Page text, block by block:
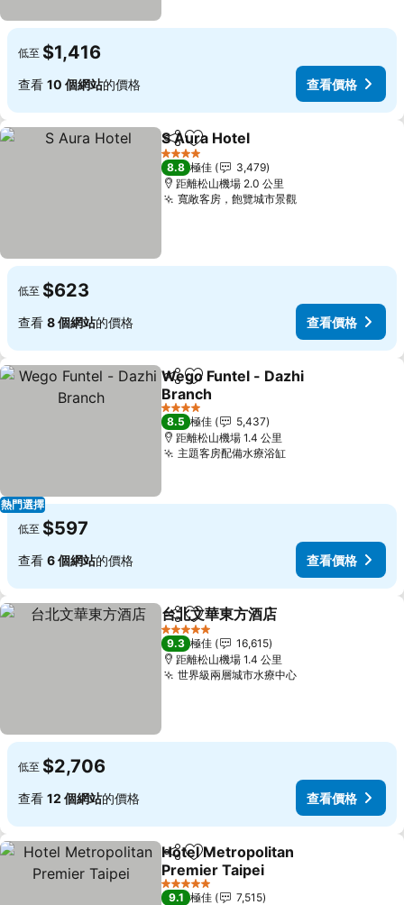
低至 $1,416
查看 10 個網站的價格 查看價格
分享 放到收藏夾
S Aura Hotel
4 星級
8.8 極佳
3,479
距離松山機場 2.0 公里
寬敞客房，飽覽城市景觀查看價格
低至 $623
查看 8 個網站的價格 查看價格
熱門選擇
分享 放到收藏夾
Wego Funtel - Dazhi
Branch
查看價格
4 星級
8.5 極佳
5,437
距離松山機場 1.4 公里
主題客房配備水療浴缸查看價格
低至 $597
查看 6 個網站的價格 查看價格
分享 放到收藏夾
台北文華東方酒店
5 星級
9.3 極佳
16,615
距離松山機場 1.4 公里
世界級兩層城市水療中心查看價格
低至 $2,706
查看 12 個網站的價格 查看價格
分享 放到收藏夾
Hotel Metropolitan
Premier Taipei
查看價格
5 星級
9.1 極佳
7,515